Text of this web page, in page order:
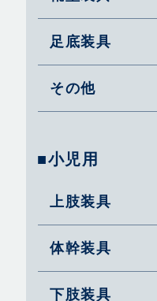
足底装具
その他
■小児用
上肢装具
体幹装具
下肢装具